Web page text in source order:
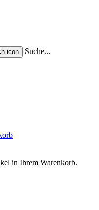
Suche...
in Ihrem Warenkorb.